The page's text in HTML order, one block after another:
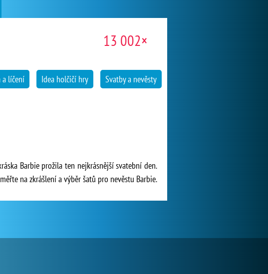
13 002×
a líčení Idea holčičí hry Svatby a nevěsty
Barbie prožila ten nejkrásnější svatební den.
na zkrášlení a výběr šatů pro nevěstu Barbie.